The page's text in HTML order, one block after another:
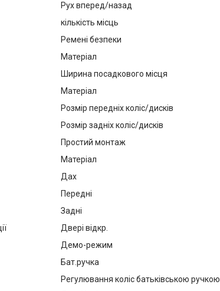
Рух вперед/назад
кількість місць
Ремені безпеки
Матеріал
Ширина посадкового місця
Матеріал
Розмір передніх коліс/дисків
Розмір задніх коліс/дисків
Простий монтаж
Матеріал
Дах
Передні
Задні
Двері відкр.
Демо-режим
Бат.ручка
Регулювання коліс батьківською ручкою